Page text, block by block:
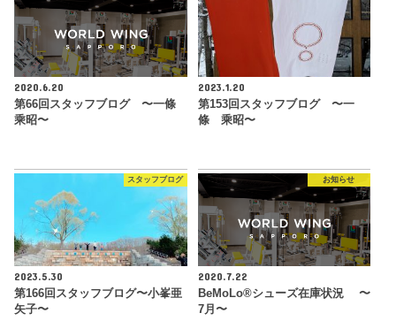
2020.6.20
第66回スタッフブログ 〜一條
乘昭〜
2023.1.20
第153回スタッフブログ 〜一
條 乘昭〜
スタッフブログ
2023.5.30
第166回スタッフブログ〜小峯亜
矢子〜
お知らせ
2020.7.22
BeMoLo®︎シューズ在庫状況 〜
7月〜